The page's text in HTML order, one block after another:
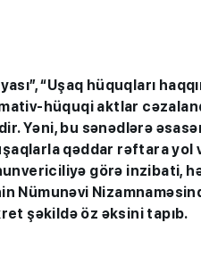
“Uşaq hüquqları
hüquqi aktlar
Yəni, bu sənədlərə
qəddar rəftara yol
görə inzibati,
Nümunəvi
şəkildə öz əksini tapıb.